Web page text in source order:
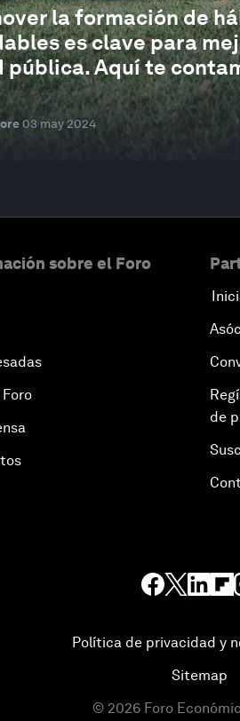
la formación de
es clave para
pública. Aquí te
03 may 2024
sobre el Foro
de
Política de privacidad y
Sitemap
© 2026 Foro